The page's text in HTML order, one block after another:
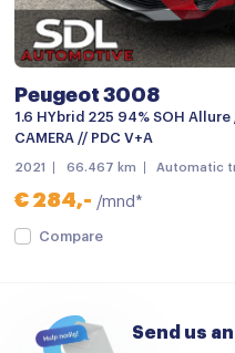
Alarm klasse
Anti Blokkeer Systeem
Anti doorSlip Regeling
Autonomous Emergency
bots waarschuwing
Elektronisch Stabiliteits
Isofix bevestiging voor
Peugeot 3008
1.6 HYbrid 225 94% SOH Allure
CAMERA // PDC V+A
2021 66.467 km Automatic
€ 284,- /mnd*
Compare
Send us